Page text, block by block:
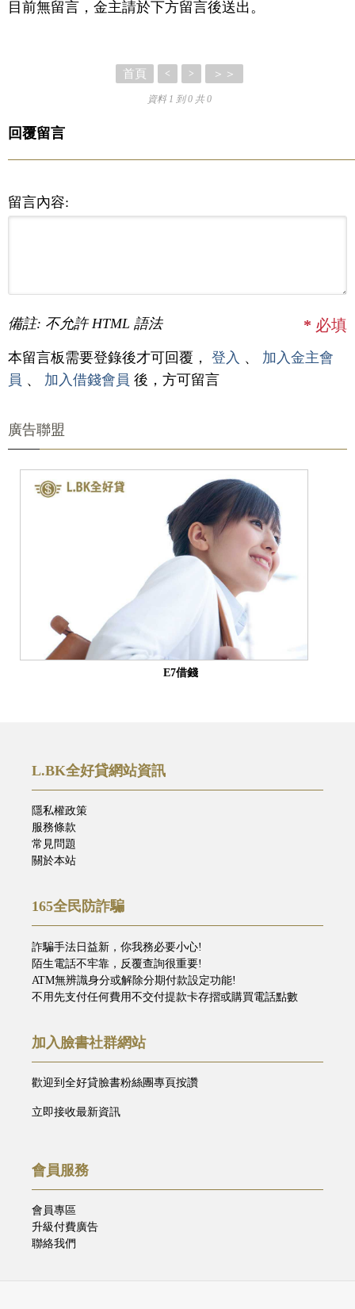
目前無留言，金主請於下方留言後送出。
首頁 < > ＞＞
資料 1 到 0 共 0
回覆留言
留言內容:
備註: 不允許 HTML 語法 * 必填
本留言板需要登錄後才可回覆， 登入 、 加入金主會
員 、 加入借錢會員 後，方可留言
廣告聯盟
E7借錢
L.BK全好貸網站資訊
隱私權政策
服務條款
常見問題
關於本站
165全民防詐騙
詐騙手法日益新，你我務必要小心!
陌生電話不牢靠，反覆查詢很重要!
ATM無辨識身分或解除分期付款設定功能!
不用先支付任何費用不交付提款卡存摺或購買電話點數
加入臉書社群網站
歡迎到全好貸臉書粉絲團專頁按讚
立即接收最新資訊
會員服務
會員專區
升級付費廣告
聯絡我們